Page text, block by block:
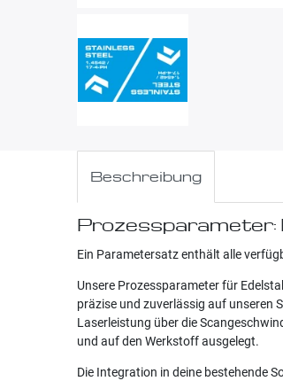
Beschreibung
Prozessparameter:
Ein Parametersatz enthält alle
Unsere Prozessparameter für
präzise und zuverlässig auf unseren
Laserleistung über die
und auf den Werkstoff ausgelegt.
Die Integration in deine bestehende